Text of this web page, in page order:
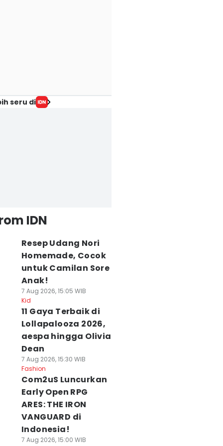
seru di
IDN
Resep Udang Nori
Homemade, Cocok
untuk Camilan Sore
Anak!
7 Aug 2026, 15:05 WIB
Kid
11 Gaya Terbaik di
Lollapalooza 2026,
aespa hingga Olivia
Dean
7 Aug 2026, 15:30 WIB
Fashion
Com2uS Luncurkan
Early Open RPG
ARES: THE IRON
VANGUARD di
Indonesia!
7 Aug 2026, 15:00 WIB